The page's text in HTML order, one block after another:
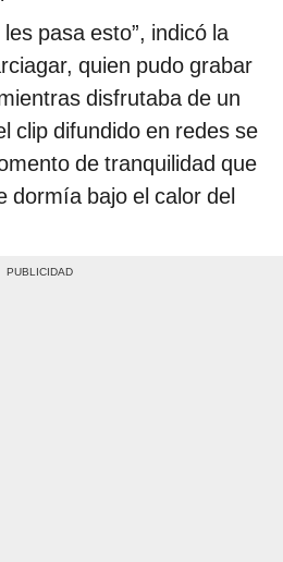
pasa esto”, indicó la
quien pudo grabar
disfrutaba de un
clip difundido en redes se
de tranquilidad que
dormía bajo el calor del